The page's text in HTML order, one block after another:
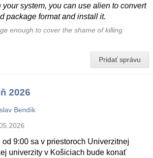
system, you can use alien to convert
package format and install it.
enough to cover the shame of killing
Pridať správu
2026
Bendík
od 9:00 sa v priestoroch Univerzitnej
univerzity v Košiciach bude konať